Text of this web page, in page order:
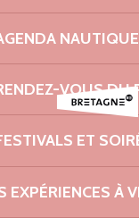
NAUTIQUE
VOUS DU
ET
EXPÉRIENCES À
<> Saint-
<>
Lézardrieux
Jaudy <>